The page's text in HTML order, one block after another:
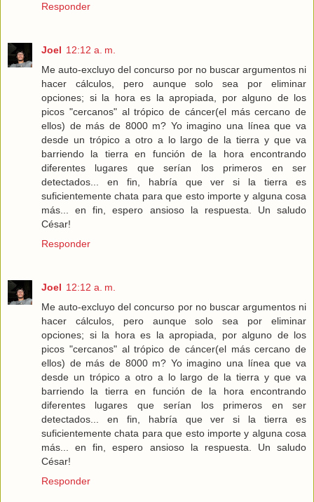
Responder
Joel 12:12 a. m.
Me auto-excluyo del concurso por no buscar argumentos ni
hacer cálculos, pero aunque solo sea por eliminar
opciones; si la hora es la apropiada, por alguno de los
picos "cercanos" al trópico de cáncer(el más cercano de
ellos) de más de 8000 m? Yo imagino una línea que va
desde un trópico a otro a lo largo de la tierra y que va
barriendo la tierra en función de la hora encontrando
diferentes lugares que serían los primeros en ser
detectados... en fin, habría que ver si la tierra es
suficientemente chata para que esto importe y alguna cosa
más... en fin, espero ansioso la respuesta. Un saludo
César!
Responder
Joel 12:12 a. m.
Me auto-excluyo del concurso por no buscar argumentos ni
hacer cálculos, pero aunque solo sea por eliminar
opciones; si la hora es la apropiada, por alguno de los
picos "cercanos" al trópico de cáncer(el más cercano de
ellos) de más de 8000 m? Yo imagino una línea que va
desde un trópico a otro a lo largo de la tierra y que va
barriendo la tierra en función de la hora encontrando
diferentes lugares que serían los primeros en ser
detectados... en fin, habría que ver si la tierra es
suficientemente chata para que esto importe y alguna cosa
más... en fin, espero ansioso la respuesta. Un saludo
César!
Responder